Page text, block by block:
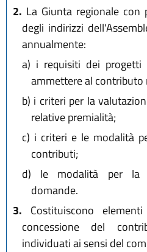
2. La Giunta regionale
degli indirizzi
annualmente:
a) i requisiti dei progetti
ammettere al contributo
b) i criteri per la
relative premialità;
c) i criteri e le modalità
contributi;
d) le modalità per la
domande.
3. Costituiscono
concessione del
individuati ai sensi del